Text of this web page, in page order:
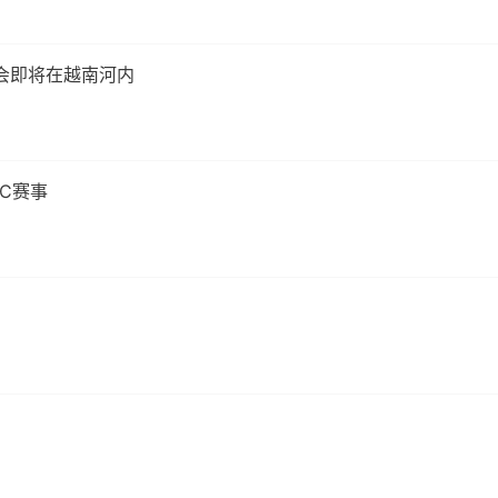
即将在越南河内
赛事